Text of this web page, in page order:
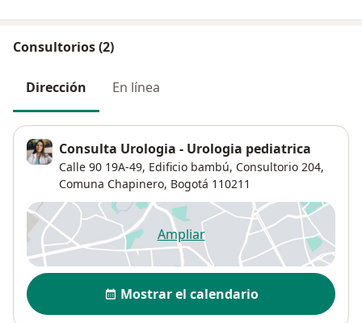
Consultorios (2)
Dirección En línea
Consulta Urologia - Urologia pediatrica
Calle 90 19A-49, Edificio bambú, Consultorio 204,
Comuna Chapinero, Bogotá 110211
Ampliarse abre en una nueva
Disponibilidad
Mostrar el calendario